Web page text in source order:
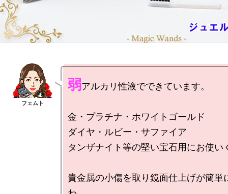
弱アルカリ性液でできています。
金・プラチナ・ホワイトゴールド
ダイヤ・ルビー・サファイア
タンザナイト等の堅い宝石用にお使い
貴金属の小傷を取り鏡面仕上げが簡単